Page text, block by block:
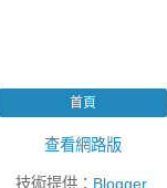
首頁
查看網路版
技術提供： Blogger.